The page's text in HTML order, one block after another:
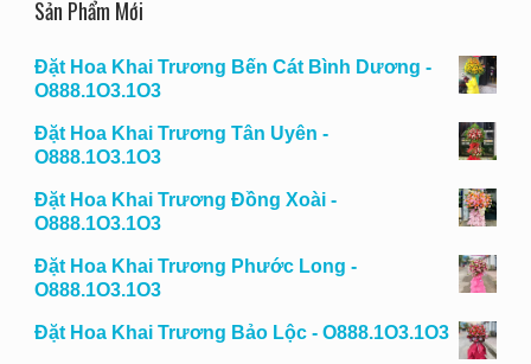
Sản Phẩm Mới
Đặt Hoa Khai Trương Bến Cát Bình Dương -
O888.1O3.1O3
Đặt Hoa Khai Trương Tân Uyên -
O888.1O3.1O3
Đặt Hoa Khai Trương Đồng Xoài -
O888.1O3.1O3
Đặt Hoa Khai Trương Phước Long -
O888.1O3.1O3
Đặt Hoa Khai Trương Bảo Lộc - O888.1O3.1O3